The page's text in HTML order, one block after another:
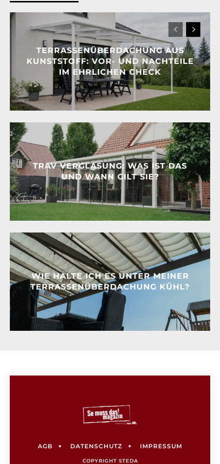
TERRASSENÜBERDACHUNG AUS
KUNSTSTOFF: VOR- UND NACHTEILE
IM EHRLICHEN CHECK
TRAV VERGLASUNG: WAS IST DAS
UND WANN GILT SIE?
WIE HALTE ICH ES UNTER MEINER
TERRASSENÜBERDACHUNG KÜHL?
AGB DATENSCHUTZ IMPRESSUM
COPYRIGHT STEDA